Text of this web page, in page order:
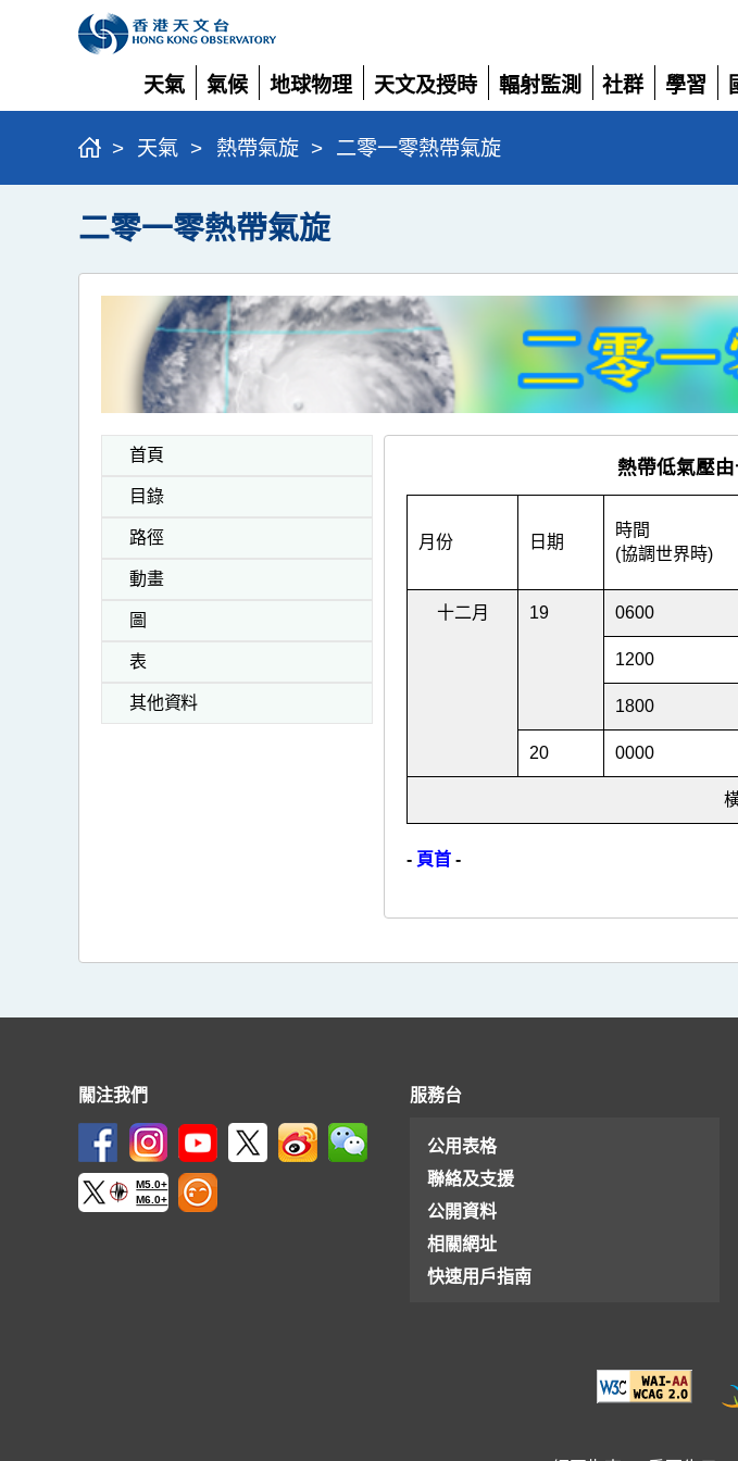
天氣
展
開
氣候
展
開
地球物理
展
開
天文及授時
展
開
輻射監測
展
開
社群
展
學習
展
> 天氣 > 熱帶氣旋 > 二零一零熱帶氣旋
二零一零熱帶氣旋
首頁
目錄
路徑
動畫
圖
表
其他資料
熱帶低氣壓
月份 日期
時間
(協調世界時)
十二月 19 0600
1200
1800
20 0000
- 頁首 -
關注我們
M5.0+
M6.0+
服務台
公用表格
聯絡及支援
公開資料
相關網址
快速用戶指南